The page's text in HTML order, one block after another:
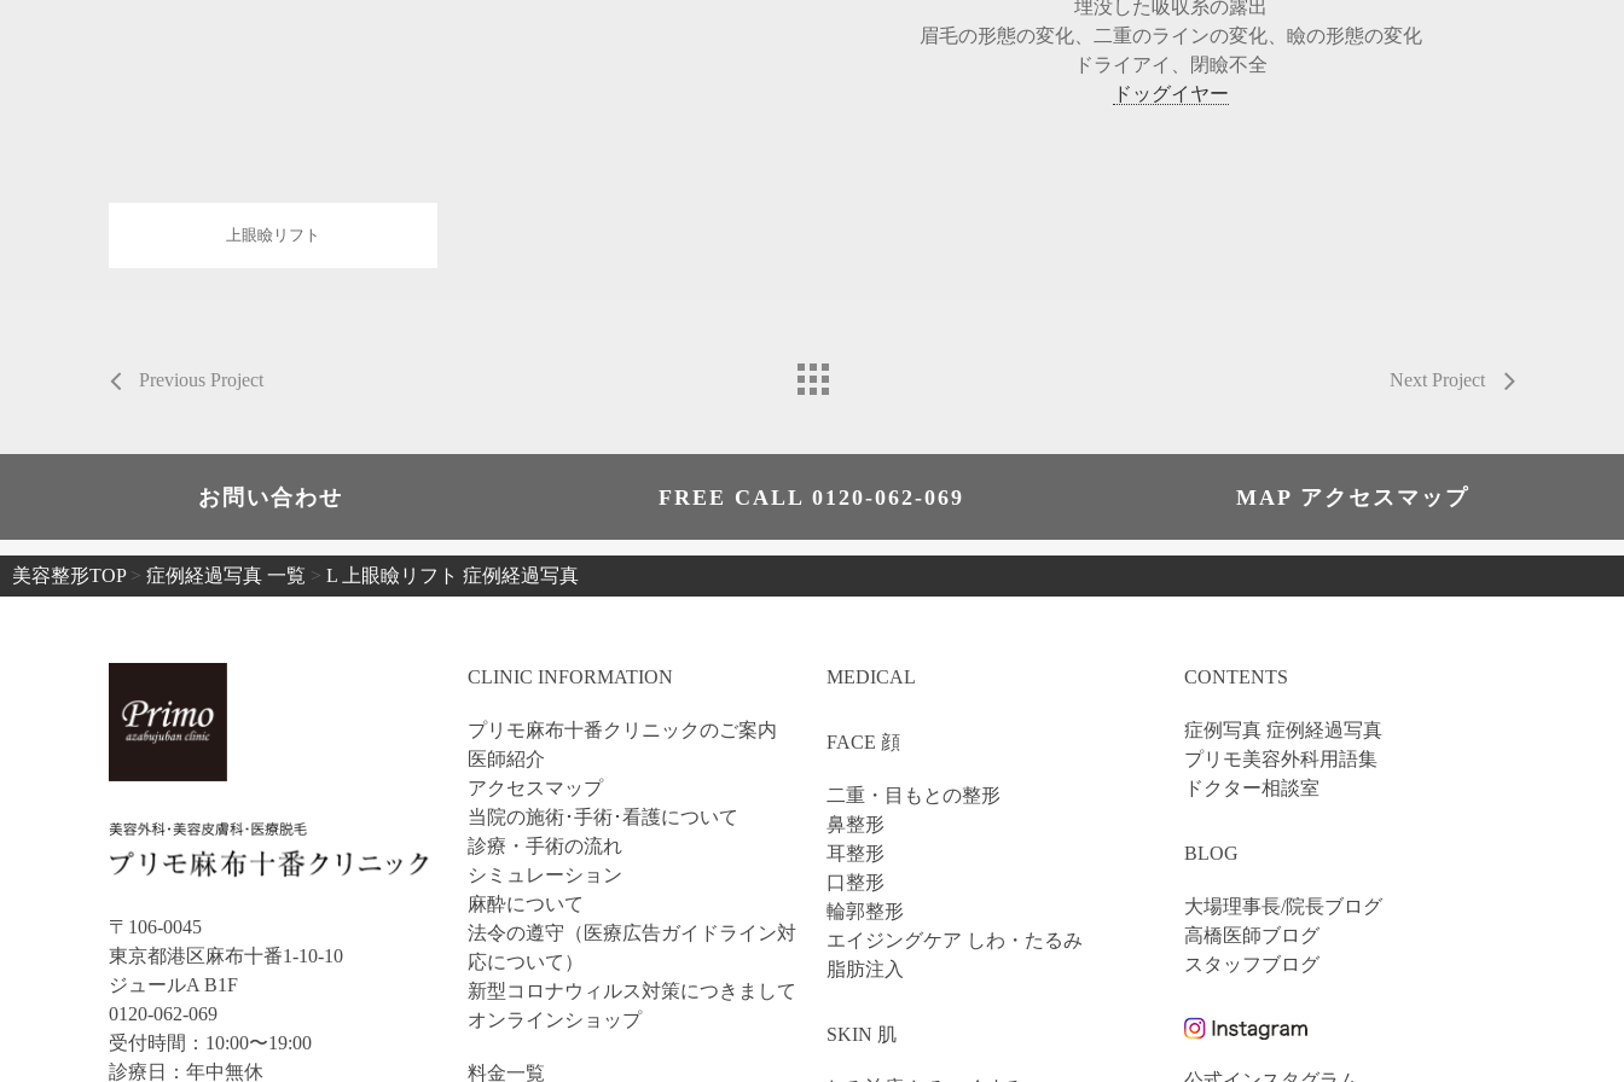
埋没した吸収糸の露出
眉毛の形態の変化、二重のラインの変化、瞼の形態の変化
ドライアイ、閉瞼不全
ドッグイヤー
上眼瞼リフト
Previous Project Next Project
お問い合わせ FREE CALL 0120-062-069 MAP アクセスマップ
美容整形TOP> 症例経過写真 一覧 > L 上眼瞼リフト 症例経過写真
〒106-0045
東京都港区麻布十番1-10-10
ジュールA B1F
0120-062-069
受付時間：10:00〜19:00
診療日：年中無休
CLINIC INFORMATION
プリモ麻布十番クリニックのご案内
医師紹介
アクセスマップ
当院の施術･手術･看護について
診療・手術の流れ
シミュレーション
麻酔について
法令の遵守（医療広告ガイドライン対
応について）
新型コロナウィルス対策につきまして
オンラインショップ
料金一覧
MEDICAL
FACE 顔
二重・目もとの整形
鼻整形
耳整形
口整形
輪郭整形
エイジングケア しわ・たるみ
脂肪注入
SKIN 肌
CONTENTS
症例写真 症例経過写真
プリモ美容外科用語集
ドクター相談室
BLOG
大場理事長/院長ブログ
高橋医師ブログ
スタッフブログ